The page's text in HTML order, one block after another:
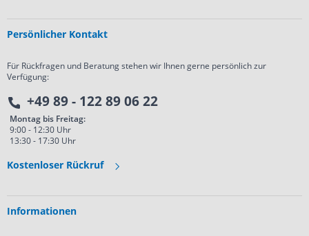
Persönlicher Kontakt
Für Rückfragen und Beratung stehen wir Ihnen gerne persönlich zur
Verfügung:
+49 89 - 122 89 06 22
Montag bis Freitag:
9:00 - 12:30 Uhr
13:30 - 17:30 Uhr
Kostenloser Rückruf
Informationen